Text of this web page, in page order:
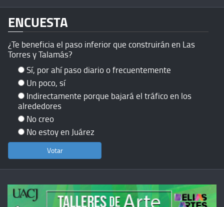
ENCUESTA
¿Te beneficia el paso inferior que construirán en Las
Torres y Talamás?
Sí, por ahí paso diario o frecuentemente
Un poco, sí
Indirectamente porque bajará el tráfico en los
alrededores
No creo
No estoy en Juárez